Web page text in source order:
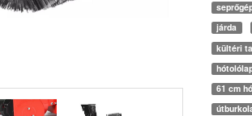
járda
kültéri
61 cm